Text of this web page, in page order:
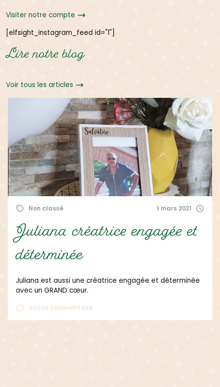
Visiter notre compte
[elfsight_instagram_feed id="1"]
Lire notre blog
Voir tous les articles
Non classé 1 mars 2021
Juliana créatrice engagée et
déterminée
Juliana est aussi une créatrice engagée et déterminée
avec un GRAND cœur.
Aucun commentaire